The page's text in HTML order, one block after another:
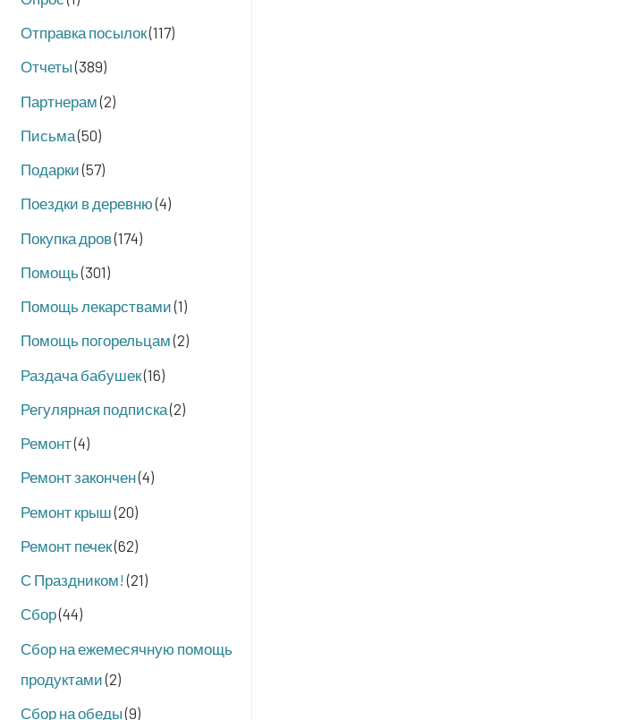
Отправка посылок(117)
Отчеты(389)
Партнерам(2)
Письма(50)
Подарки(57)
Поездки в деревню(4)
Покупка дров(174)
Помощь(301)
Помощь лекарствами(1)
Помощь погорельцам(2)
Раздача бабушек(16)
Регулярная подписка(2)
Ремонт(4)
Ремонт закончен(4)
Ремонт крыш(20)
Ремонт печек(62)
С Праздником! (21)
Сбор(44)
Сбор на ежемесячную помощь
продуктами(2)
Сбор на обеды(9)